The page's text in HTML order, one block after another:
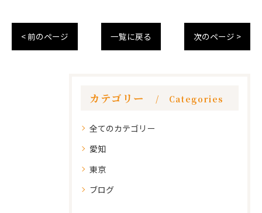
< 前のページ 一覧に戻る 次のページ >
カテゴリー Categories
全てのカテゴリー
愛知
東京
ブログ